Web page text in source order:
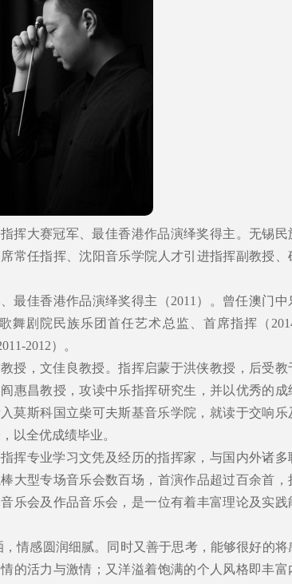
挥大赛冠军、最佳香港作品演绎奖得主。无锡民
常任指挥、沈阳音乐学院人才引进指挥副教授、
最佳香港作品演绎奖得主（2011）。曾任澳门中
舞剧院民族乐团首任艺术总监、首席指挥（
2012）。
授，文佳良教授。指挥启蒙于洪侠教授，后受教
惠昌教授，攻读中乐指挥研究生，并以优秀的成
莫斯科国立柴可夫斯基音乐学院，就读于交响乐
以全优成绩毕业。
挥专业学习文凭及经历的指挥家，与国内外诸多
大型专场音乐会数百场，首演作品超过百余首，
乐会及作品音乐会，是一位有着丰富理论及实践
情感圆润细腻。同时又善于思考，能够很好的将
的活力与激情；又洋溢着饱满的个人风格即丰富